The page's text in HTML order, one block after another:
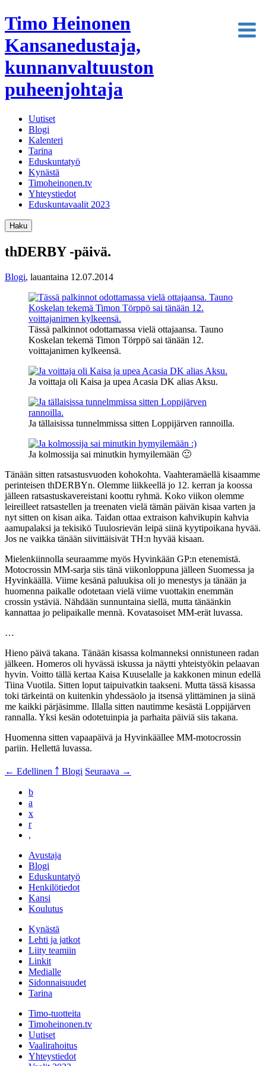
Timo Heinonen
Kansanedustaja,
kunnanvaltuuston
puheenjohtaja
Uutiset
Blogi
Kalenteri
Tarina
Eduskuntatyö
Kynästä
Timoheinonen.tv
Yhteystiedot
Eduskuntavaalit 2023
Haku
thDERBY -päivä.
Blogi, lauantaina 12.07.2014
Tässä palkinnot odottamassa vielä ottajaansa. Tauno
Koskelan tekemä Timon Törppö sai tänään 12.
voittajanimen kylkeensä.
Ja voittaja oli Kaisa ja upea Acasia DK alias Aksu.
Ja tällaisissa tunnelmmissa sitten Loppijärven rannoilla.
Ja kolmossija sai minutkin hymyilemään 🙂
Tänään sitten ratsastusvuoden kohokohta. Vaahteramäellä kisaamme
perinteisen thDERBYn. Olemme liikkeellä jo 12. kerran ja koossa
jälleen ratsastuskavereistani koottu ryhmä. Koko viikon olemme
leireilleet ratsastellen ja treenaten vielä tämän päivän kisaa varten ja
nyt sitten on kisan aika. Taidan ottaa extraison kahvikupin kahvia
aamupalaksi ja tekisikö Tuulosrievän leipä siinä kyytipoikana hyvää.
Jos ne vaikka tänään siivittäisivät TH:n hyvää kisaan.
Mielenkiinnolla seuraamme myös Hyvinkään GP:n etenemistä.
Motocrossin MM-sarja siis tänä viikonloppuna jälleen Suomessa ja
Hyvinkäällä. Viime kesänä paluukisa oli jo menestys ja tänään ja
huomenna paikalle odotetaan vielä viime vuottakin enemmän
crossin ystäviä. Nähdään sunnuntaina siellä, mutta tänäänkin
kannattaa jo pelipaikalle mennä. Kovatasoiset MM-erät luvassa.
…
Hieno päivä takana. Tänään kisassa kolmanneksi onnistuneen radan
jälkeen. Homeros oli hyvässä iskussa ja näytti yhteistyökin pelaavan
hyvin. Voitto tällä kertaa Kaisa Kuuselalle ja kakkonen minun edellä
Tiina Vuotila. Sitten loput taipuivatkin taakseni. Mutta tässä kisassa
toki tärkeintä on kuitenkin yhdessäolo ja itsensä ylittäminen ja siinä
me kaikki pärjäsimme. Illalla sitten nautimme kesästä Loppijärven
rannalla. Yksi kesän odotetuinpia ja parhaita päiviä siis takana.
Huomenna sitten vapaapäivä ja Hyvinkäällee MM-motocrossin
pariin. Hellettä luvassa.
← Edellinen ￪ Blogi Seuraava →
b
a
x
r
,
Avustaja
Blogi
Eduskuntatyö
Henkilötiedot
Kansi
Koulutus
Kynästä
Lehti ja jatkot
Liity teamiin
Linkit
Medialle
Sidonnaisuudet
Tarina
Timo-tuotteita
Timoheinonen.tv
Uutiset
Vaalirahoitus
Yhteystiedot